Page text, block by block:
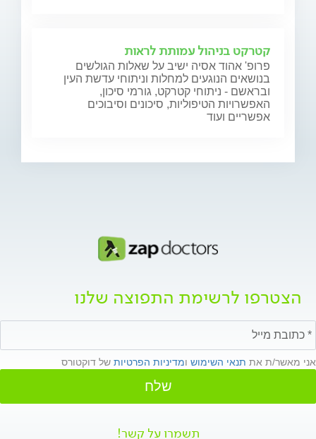
קטרקט בניהול עמותת לראות
פרופ' אהוד אסיה ישיב על שאלות הגולשים
בנושאים הנוגעים למחלות וניתוחי עדשת העין
ובראשם - ניתוחי קטרקט, גורמי סיכון,
האפשרויות הטיפוליות, סיכונים וסיבוכים
אפשריים ועוד
הצטרפו לרשימת התפוצה שלנו
אני מאשר/ת את תנאי השימוש ומדיניות הפרטיות של דוקטורס
שלח
תשמרו על קשר!